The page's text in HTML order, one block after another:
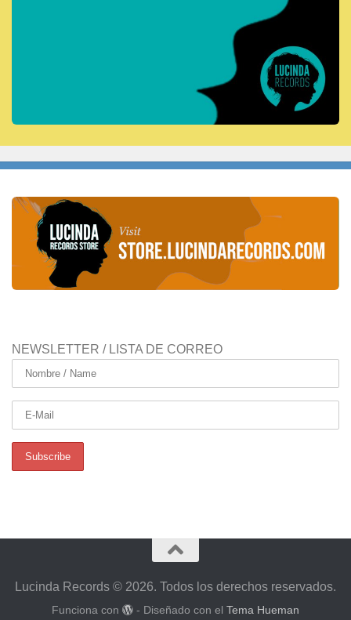
NEWSLETTER / LISTA DE CORREO
Lucinda Records © 2026. Todos los derechos reservados.
Funciona con - Diseñado con el Tema Hueman